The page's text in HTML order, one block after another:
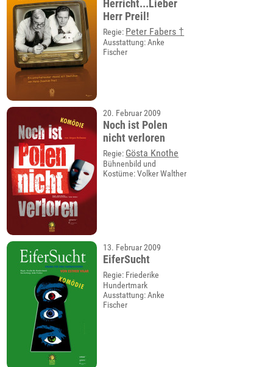
Herricht...Lieber
Herr Preil!
Regie: Peter Fabers †
Ausstattung: Anke
Fischer
20. Februar 2009
Noch ist Polen
nicht verloren
Regie: Gösta Knothe
Bühnenbild und
Kostüme: Volker Walther
13. Februar 2009
EiferSucht
Regie: Friederike
Hundertmark
Ausstattung: Anke
Fischer